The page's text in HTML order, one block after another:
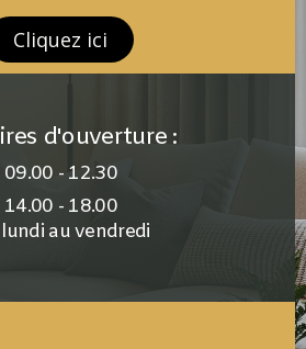
Cliquez ici
d'ouverture :
09.00 - 12.30
14.00 - 18.00
au vendredi